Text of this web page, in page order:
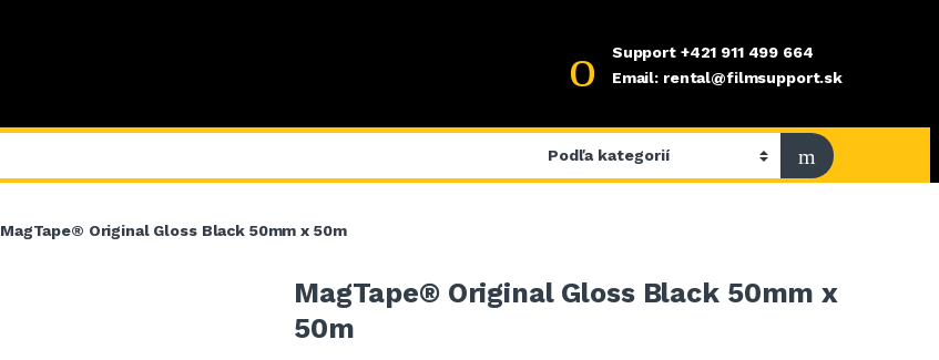
Support+421 911 499 664
Email: rental@filmsupport.sk
MagTape® Original Gloss Black 50mm x 50m
MagTape® Original Gloss Black 50mm x
50m